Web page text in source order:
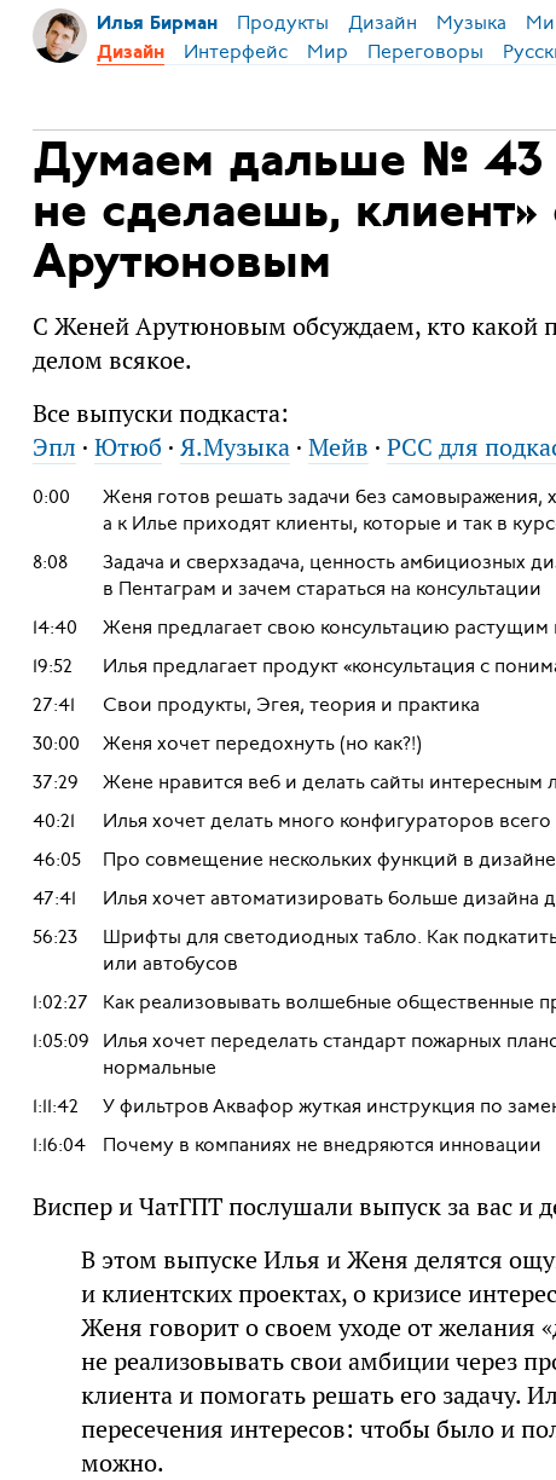
Илья Бирман Продукты Дизайн Музыка
Дизайн
Интерфейс Мир Переговоры
Думаем дальше № 43
не сделаешь,
Арутюновым
С Женей Арутюновым обсуждаем, кто какой
делом всякое.
Все выпуски подкаста:
Эпл · Ютюб · Я.Музыка· Мейв · РСС для
0:00
Женя готов решать задачи без самовыражения,
а к Илье приходят клиенты, которые и так в
8:08
Задача и сверхзадача, ценность амбициозных
в Пентаграм и зачем стараться на консультации
14:40
Женя предлагает свою консультацию растущим
19:52
Илья предлагает продукт «консультация с
27:41
Свои продукты, Эгея, теория и практика
30:00
Женя хочет передохнуть (но как?!)
37:29
Жене нравится веб и делать сайты интересным
40:21
Илья хочет делать много конфигураторов всего
46:05
Про совмещение нескольких функций в дизайне
47:41
Илья хочет автоматизировать больше дизайна
56:23
Шрифты для светодиодных табло. Как
или автобусов
1:02:27
Как реализовывать волшебные общественные
1:05:09 Илья хочет переделать стандарт пожарных
нормальные
1:11:42
У фильтров Аквафор жуткая инструкция по
1:16:04
Почему в компаниях не внедряются инновации
Виспер и ЧатГПТ послушали выпуск за вас и
В этом выпуске Илья и Женя делятся
и клиентских проектах, о кризисе
Женя говорит о своем уходе от желания
не реализовывать свои амбиции через
клиента и помогать решать его задачу.
пересечения интересов: чтобы было и
можно.